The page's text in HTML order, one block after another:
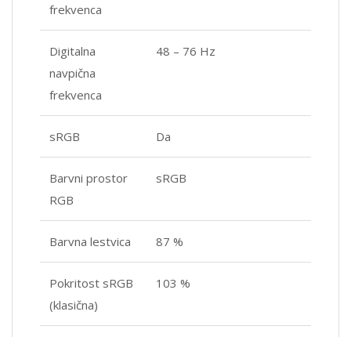
frekvenca
Digitalna
navpična
frekvenca
48 – 76 Hz
sRGB Da
Barvni prostor
RGB
sRGB
Barvna lestvica 87 %
Pokritost sRGB
(klasična)
103 %